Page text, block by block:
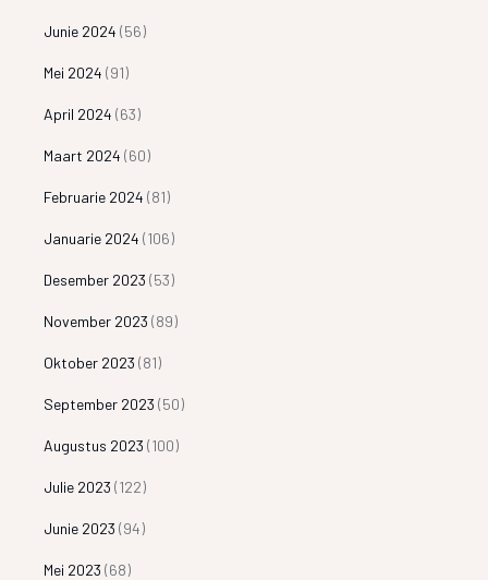
Junie 2024 (56)
Mei 2024 (91)
April 2024 (63)
Maart 2024 (60)
Februarie 2024 (81)
Januarie 2024 (106)
Desember 2023 (53)
November 2023 (89)
Oktober 2023 (81)
September 2023 (50)
Augustus 2023 (100)
Julie 2023 (122)
Junie 2023 (94)
Mei 2023 (68)